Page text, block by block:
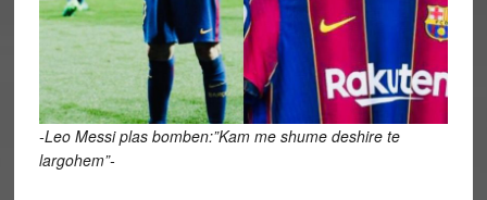
-Leo Messi plas bomben:”Kam me shume deshire te
largohem”-